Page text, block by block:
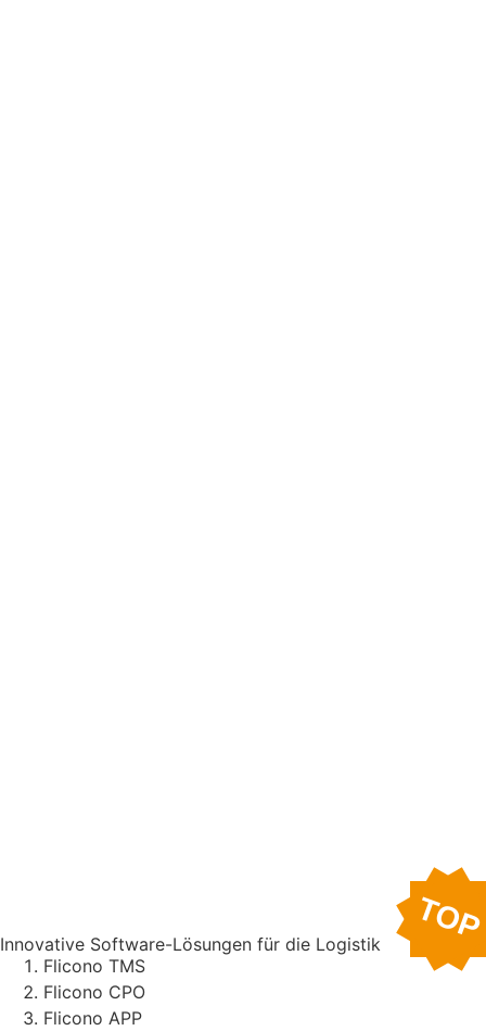
TOP
Innovative Software-Lösungen für die Logistik
Flicono TMS
Flicono CPO
Flicono APP